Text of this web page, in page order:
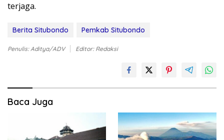
terjaga.
Berita Situbondo Pemkab Situbondo
Penulis: Aditya/ADV Editor: Redaksi
Baca Juga